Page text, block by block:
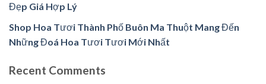
Đẹp Giá Hợp Lý
Shop Hoa Tươi Thành Phố Buôn Ma Thuột Mang Đến
Những Đoá Hoa Tươi Tươi Mới Nhất
Recent Comments